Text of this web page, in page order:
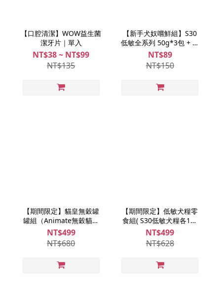
【口腔清潔】WOW益生菌
潔牙片｜單入
NT$38 ~ NT$99
NT$135
【新手犬奴嚐鮮組】S30
低敏全系列 50g*3包 + 機
能加強 50g*2包 (共5包)
NT$89
NT$150
【期間限定】貓皇無穀罐
罐組（Animate無穀貓飼
料400g*2+海島貓罐 *3 )
NT$499
NT$680
【期間限定】低敏犬糧零
食組( S30低敏犬糧各1包
+關東煮口味各1)
NT$499
NT$628